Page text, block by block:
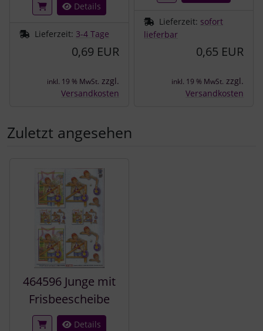
Details
Lieferzeit: 3-4 Tage
0,69 EUR
inkl. 19 % MwSt. zzgl.
Versandkosten
Lieferzeit: sofort
lieferbar
0,65 EUR
inkl. 19 % MwSt. zzgl.
Versandkosten
Zuletzt angesehen
464596 Junge mit
Frisbeescheibe
Details